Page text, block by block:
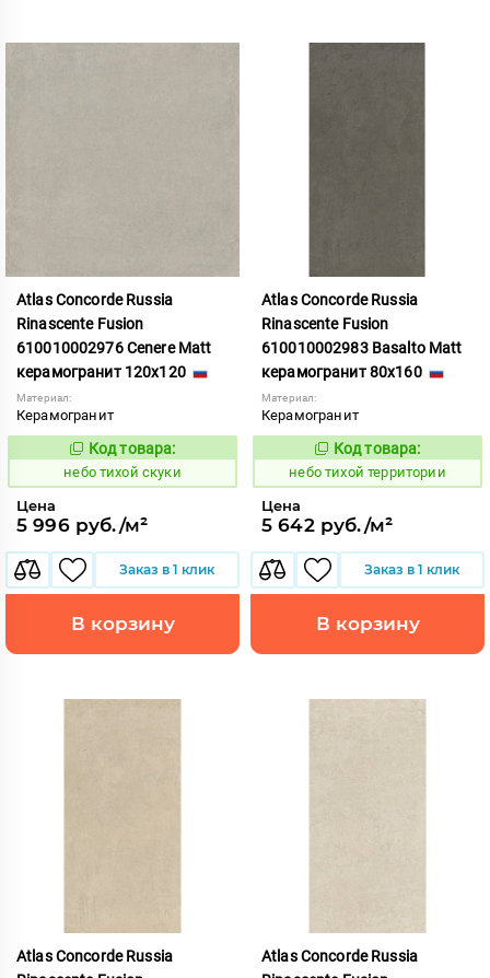
Atlas Concorde Russia
Rinascente Fusion
610010002976 Cenere Matt
керамогранит 120x120
Материал:
Керамогранит
1122094
Код товара:
небо тихой скуки
Цена
5 996 руб./м²
Заказ в 1 клик
В корзину
Atlas Concorde Russia
Rinascente Fusion
610010002983 Basalto Matt
керамогранит 80x160
Материал:
Керамогранит
1122104
Код товара:
небо тихой территории
Цена
5 642 руб./м²
Заказ в 1 клик
В корзину
Atlas Concorde Russia
Atlas Concorde Russia